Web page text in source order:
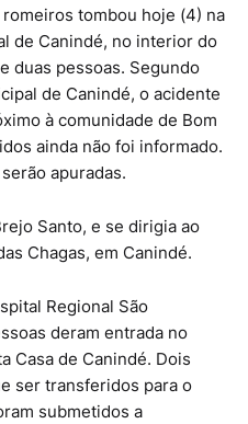
tombou hoje (4) na
de Canindé, no interior do
duas pessoas. Segundo
de Canindé, o acidente
à comunidade de Bom
ainda não foi informado.
apuradas.
Santo, e se dirigia ao
Chagas, em Canindé.
Regional São
deram entrada no
Casa de Canindé. Dois
ser transferidos para o
submetidos a